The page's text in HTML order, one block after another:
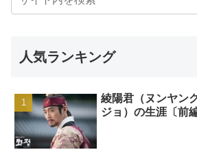
人気ランキング
綾陽君（ヌンヤン
ジョ）の生涯〔前編